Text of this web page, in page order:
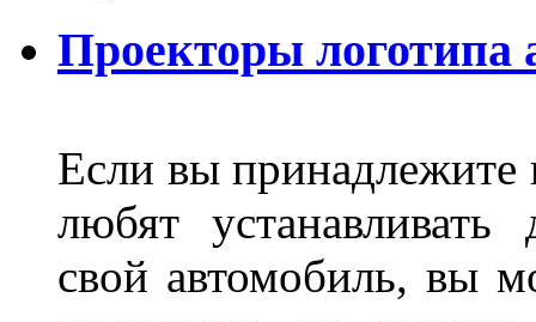
Проекторы логотипа
Если вы принадлежите
любят устанавливать
свой автомобиль, вы